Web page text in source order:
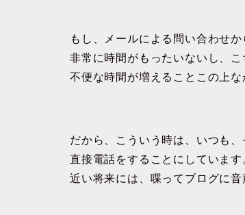
もし、メールによる問い合わせ
非常に時間がもったいないし、
不便な時間が増えることこの上な
だから、こういう時は、いつも
直接電話をすることにしています
近い将来には、喋ってブログに